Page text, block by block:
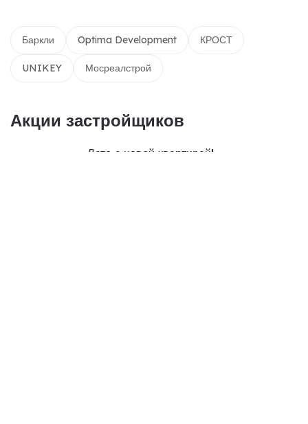
Баркли Optima Development КРОСТ
UNIKEY Мосреалстрой
Акции застройщиков
Лето с новой квартирой!